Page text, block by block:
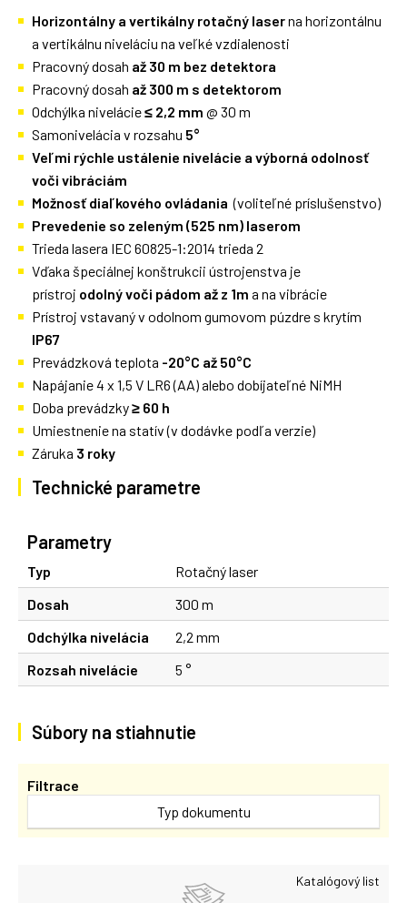
Horizontálny a vertikálny rotačný laserna horizontálnu
a vertikálnu niveláciu na veľké vzdialenosti
Pracovný dosah až 30 m bez detektora
Pracovný dosah až 300 m s detektorom
Odchýlka nivelácie≤ 2,2 mm @ 30 m
Samonivelácia v rozsahu 5°
Veľmi rýchle ustálenie nivelácie a výborná odolnosť
voči vibráciám
Možnosť diaľkového ovládania (voliteľné príslušenstvo)
Prevedenie so zeleným (525 nm) laserom
Trieda lasera IEC 60825-1:2014 trieda 2
Vďaka špeciálnej konštrukcii ústrojenstva je
prístroj odolný voči pádom až z 1m a na vibrácie
Prístroj vstavaný v odolnom gumovom púzdre s krytím
IP67
Prevádzková teplota -20°C až 50°C
Napájanie 4 x 1,5 V LR6 (AA) alebo dobíjateľné NiMH
Doba prevádzky≥ 60 h
Umiestnenie na statív (v dodávke podľa verzie)
Záruka 3 roky
Technické parametre
Parametry
Typ
Rotačný laser
Dosah
300 m
Odchýlka nivelácia
2,2 mm
Rozsah nivelácie
5 °
Súbory na stiahnutie
Filtrace
Typ dokumentu
Katalógový list